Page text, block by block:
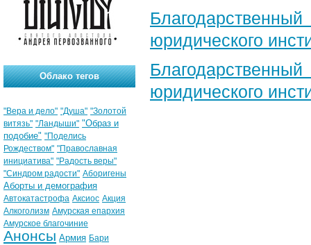
юридического
юридического
Облако тегов
"Вера и дело" "Душа" "Золотой
витязь" "Ландыши" "Образ и
подобие" "Поделись
Рождеством" "Православная
инициатива" "Радость веры"
"Синдром радости" Аборигены
Аборты и демография
Автокатастрофа Аксиос Акция
Алкоголизм Амурская епархия
Амурское благочиние
Анонсы Армия Бари